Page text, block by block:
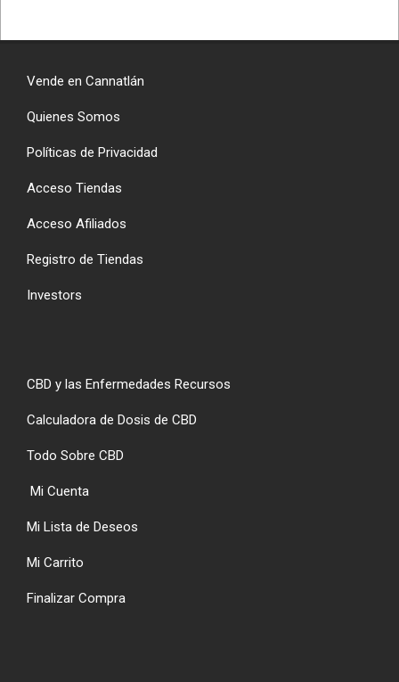
Vende en Cannatlán
Quienes Somos
Políticas de Privacidad
Acceso Tiendas
Acceso Afiliados
Registro de Tiendas
Investors
CBD y las Enfermedades Recursos
Calculadora de Dosis de CBD
Todo Sobre CBD
Mi Cuenta
Mi Lista de Deseos
Mi Carrito
Finalizar Compra